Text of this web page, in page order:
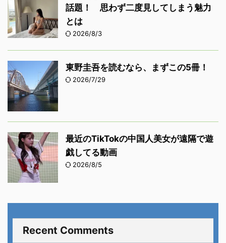
話題！ 思わず二度見してしまう魅力
とは
2026/8/3
東野圭吾を読むなら、まずこの5冊！
2026/7/29
最近のTikTokの中国人美女が遠隔で遊
戯してる動画
2026/8/5
Recent Comments